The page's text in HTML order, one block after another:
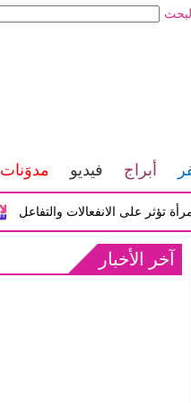
البحث
أبراج فيديو مدوَنات
الانفعالات والتفاعل
آخر الأخبار